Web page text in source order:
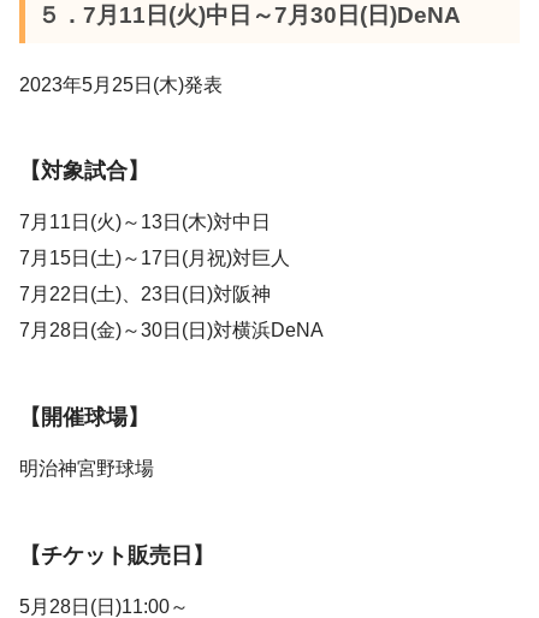
５．7月11日(火)中日～7月30日(日)DeNA
2023年5月25日(木)発表
【対象試合】
7月11日(火)～13日(木)対中日
7月15日(土)～17日(月祝)対巨人
7月22日(土)、23日(日)対阪神
7月28日(金)～30日(日)対横浜DeNA
【開催球場】
明治神宮野球場
【チケット販売日】
5月28日(日)11:00～